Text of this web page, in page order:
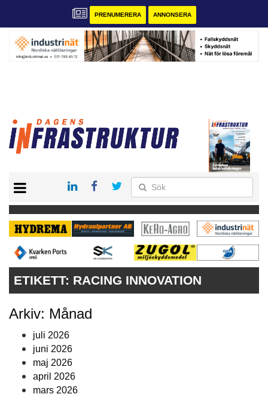
PRENUMERERA ANNONSERA
KONTAKT
VÅRA ANDRA MAGASIN
PRENUMERERA
ETIKETT: RACING INNOVATION
Arkiv: Månad
juli 2026
juni 2026
maj 2026
april 2026
mars 2026